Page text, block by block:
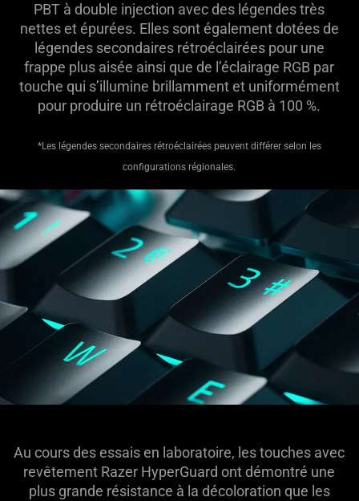
PBT à double injection avec des légendes très
nettes et épurées. Elles sont également dotées de
légendes secondaires rétroéclairées pour une
frappe plus aisée ainsi que de l’éclairage RGB par
touche qui s’illumine brillamment et uniformément
pour produire un rétroéclairage RGB à 100 %.
*Les légendes secondaires rétroéclairées peuvent différer selon les
configurations régionales.
Au cours des essais en laboratoire, les touches avec
revêtement Razer HyperGuard ont démontré une
plus grande résistance à la décoloration que les